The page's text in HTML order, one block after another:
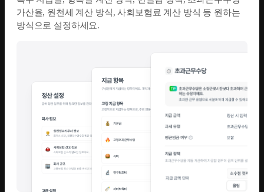
가산율, 원천세 계산 방식, 사회보험료 계산 방식 등 원하는
방식으로 설정하세요.